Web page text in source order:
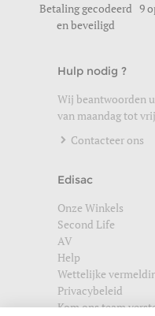
Betaling gecodeerd
en beveiligd
9
Hulp nodig ?
Wij beantwoorden
van maandag tot
Contacteer ons
Edisac
Onze Winkels
Second Life
AV
Help
Wettelijke
Privacybeleid
Kom ons team